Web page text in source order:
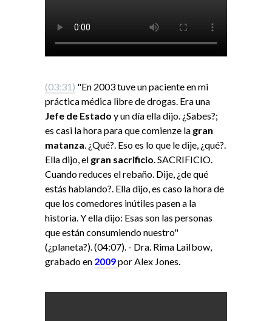
(03:31) "En 2003 tuve un paciente en mi
práctica médica libre de drogas. Era una
Jefe de Estado y un día ella dijo. ¿Sabes?;
es casi la hora para que comienze la gran
matanza . ¿Qué?. Eso es lo que le dije, ¿qué?.
Ella dijo, el gran sacrificio . SACRIFICIO.
Cuando reduces el rebaño. Dije, ¿de qué
estás hablando?. Ella dijo, es caso la hora de
que los comedores inútiles pasen a la
historia. Y ella dijo: Esas son las personas
que están consumiendo nuestro"
(¿planeta?). (04:07). - Dra. Rima LaiIbow,
grabado en 2009por Alex Jones.